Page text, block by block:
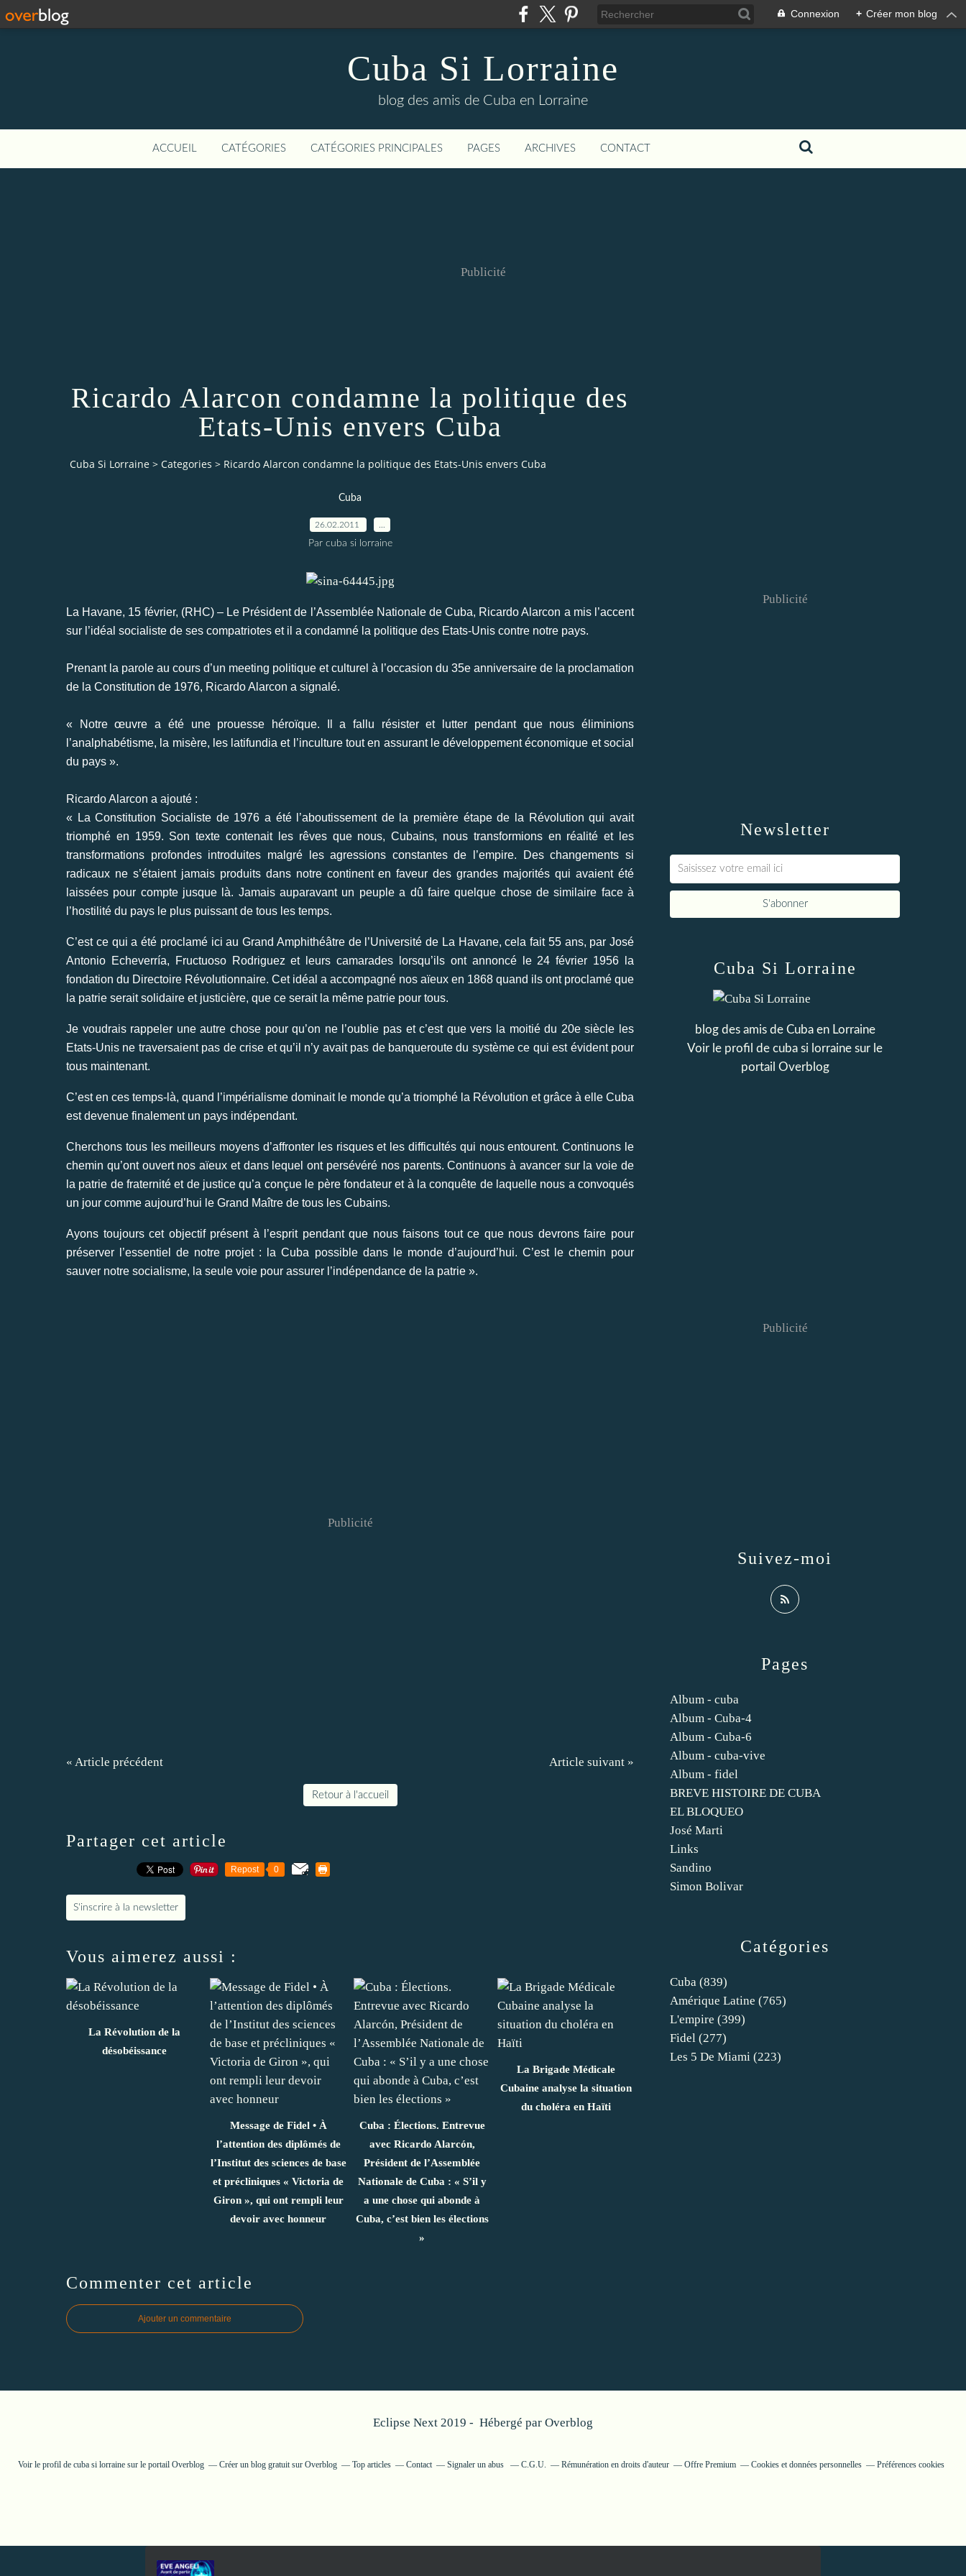
Connexion + Créer mon blog
Cuba Si Lorraine
blog des amis de Cuba en Lorraine
ACCUEIL CATÉGORIES CATÉGORIES PRINCIPALES PAGES ARCHIVES CONTACT
Publicité
Ricardo Alarcon condamne la politique des
Etats-Unis envers Cuba
Cuba Si Lorraine > Categories > Ricardo Alarcon condamne la politique des Etats-Unis envers Cuba
Cuba
26.02.2011
Par cuba si lorraine
La Havane, 15 février, (RHC) – Le Président de l’Assemblée Nationale de Cuba, Ricardo Alarcon a mis l’accent
sur l’idéal socialiste de ses compatriotes et il a condamné la politique des Etats-Unis contre notre pays.
Prenant la parole au cours d’un meeting politique et culturel à l’occasion du 35e anniversaire de la proclamation
de la Constitution de 1976, Ricardo Alarcon a signalé.
« Notre œuvre a été une prouesse héroïque. Il a fallu résister et lutter pendant que nous éliminions
l’analphabétisme, la misère, les latifundia et l’inculture tout en assurant le développement économique et social
du pays ».
Ricardo Alarcon a ajouté :
« La Constitution Socialiste de 1976 a été l’aboutissement de la première étape de la Révolution qui avait
triomphé en 1959. Son texte contenait les rêves que nous, Cubains, nous transformions en réalité et les
transformations profondes introduites malgré les agressions constantes de l’empire. Des changements si
radicaux ne s’étaient jamais produits dans notre continent en faveur des grandes majorités qui avaient été
laissées pour compte jusque là. Jamais auparavant un peuple a dû faire quelque chose de similaire face à
l’hostilité du pays le plus puissant de tous les temps.
C’est ce qui a été proclamé ici au Grand Amphithéâtre de l’Université de La Havane, cela fait 55 ans, par José
Antonio Echeverría, Fructuoso Rodriguez et leurs camarades lorsqu’ils ont annoncé le 24 février 1956 la
fondation du Directoire Révolutionnaire. Cet idéal a accompagné nos aïeux en 1868 quand ils ont proclamé que
la patrie serait solidaire et justicière, que ce serait la même patrie pour tous.
Je voudrais rappeler une autre chose pour qu’on ne l’oublie pas et c’est que vers la moitié du 20e siècle les
Etats-Unis ne traversaient pas de crise et qu’il n’y avait pas de banqueroute du système ce qui est évident pour
tous maintenant.
C’est en ces temps-là, quand l’impérialisme dominait le monde qu’a triomphé la Révolution et grâce à elle Cuba
est devenue finalement un pays indépendant.
Cherchons tous les meilleurs moyens d’affronter les risques et les difficultés qui nous entourent. Continuons le
chemin qu’ont ouvert nos aïeux et dans lequel ont persévéré nos parents. Continuons à avancer sur la voie de
la patrie de fraternité et de justice qu’a conçue le père fondateur et à la conquête de laquelle nous a convoqués
un jour comme aujourd’hui le Grand Maître de tous les Cubains.
Ayons toujours cet objectif présent à l’esprit pendant que nous faisons tout ce que nous devrons faire pour
préserver l’essentiel de notre projet : la Cuba possible dans le monde d’aujourd’hui. C’est le chemin pour
sauver notre socialisme, la seule voie pour assurer l’indépendance de la patrie ».
Publicité
« Article précédent Article suivant »
Retour à l'accueil
Partager cet article
Repost 0
S'inscrire à la newsletter
Vous aimerez aussi :
La Révolution de la
désobéissance
Message de Fidel • À
l’attention des diplômés de
l’Institut des sciences de base
et précliniques « Victoria de
Giron », qui ont rempli leur
devoir avec honneur
Cuba : Élections. Entrevue
avec Ricardo Alarcón,
Président de l’Assemblée
Nationale de Cuba : « S’il y
a une chose qui abonde à
Cuba, c’est bien les élections
»
La Brigade Médicale
Cubaine analyse la situation
du choléra en Haïti
Commenter cet article
Ajouter un commentaire
Newsletter
Publicité
Catégories
Cuba (839)
Amérique Latine (765)
L'empire (399)
Fidel (277)
Les 5 De Miami (223)
Pages
Album - cuba
Album - Cuba-4
Album - Cuba-6
Album - cuba-vive
Album - fidel
BREVE HISTOIRE DE CUBA
EL BLOQUEO
José Marti
Links
Sandino
Simon Bolivar
Cuba Si Lorraine
blog des amis de Cuba en Lorraine
Voir le profil de cuba si lorraine sur le
portail Overblog
Suivez-moi
Publicité
Eclipse Next 2019 - Hébergé par Overblog
Voir le profil de cuba si lorrainesur le portail Overblog Créer un blog gratuit sur Overblog Top articles Contact Signaler un abus C.G.U. Rémunération en droits d'auteur Offre Premium Cookies et données personnelles Préférences cookies